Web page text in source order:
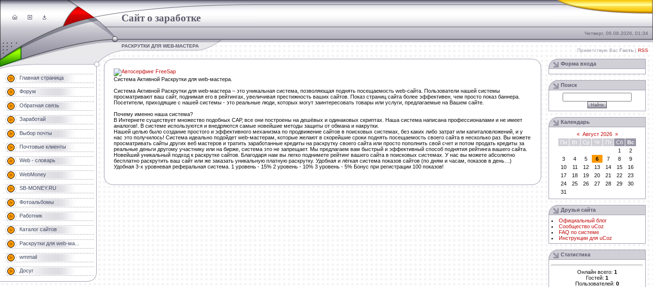
Сайт о заработке
Четверг, 06.08.2026, 01:34
РАСКРУТКИ ДЛЯ WEB-МАСТЕРА
Приветствую Вас Гость | RSS
Главная страница
Форум
Обратная связь
Заработай
Выбор почты
Почтовые клиенты
Web - словарь
WebMoney
SB-MONEY.RU
Фотоальбомы
Работник
Каталог сайтов
Раскрутки для web-ма...
wmmail
Досуг
Система Активной Раскрутки для web-мастера.
Система Активной Раскрутки для web-мастера – это уникальная система, позволяющая поднять посещаемость web-сайта. Пользователи нашей системы
просматривают ваш сайт, поднимая его в рейтингах, увеличивая престижность ваших сайтов. Показ страниц сайта более эффективен, чем просто показ баннера.
Посетители, приходящие с нашей системы - это реальные люди, которых могут заинтересовать товары или услуги, предлагаемые на Вашем сайте.
Почему именно наша система?
В Интернете существует множество подобных САР, все они построены на дешёвых и одинаковых скриптах. Наша система написана профессионалами и не имеет
аналогов!. В системе используются и внедряются самые новейшие методы защиты от обмана и накрутки.
Нашей целью было создание простого и эффективного механизма по продвижение сайтов в поисковых системах, без каких либо затрат или капиталовложений, и у
нас это получилось! Система идеально подойдет web-мастерам, которые желают в скорейшие сроки поднять посещаемость своего сайта в несколько раз. Вы можете
просматривать сайты других веб мастеров и тратить заработанные кредиты на раскрутку своего сайта или просто пополнить свой счет и потом продать кредиты за
реальные деньги другому участнику или на бирже, система это не запрещает. Мы предлагаем вам быстрый и эффективный способ поднятия рейтинга вашего сайта.
Новейший уникальный подход к раскрутке сайтов. Благодаря нам вы легко поднимете рейтинг вашего сайта в поисковых системах. У нас вы можете абсолютно
бесплатно раскрутить ваш сайт или же заказать уникальную платную раскрутку. Удобная и лёгкая система показов сайтов (по дням и часам, показов в день…)
Удобная 3-х уровневая реферальная система. 1 уровень - 15% 2 уровень - 10% 3 уровень - 5% Бонус при регистрации 100 показов!
Форма входа
Поиск
Календарь
« Август 2026 »
Пн
Вт Ср Чт Пт Сб
Вс
1
2
3
4 5 6 7 8
9
10
11 12 13 14 15
16
17
18 19 20 21 22
23
24
25 26 27 28 29
30
31
Друзья сайта
Официальный блог
Сообщество uCoz
FAQ по системе
Инструкции для uCoz
Статистика
Онлайн всего: 1
Гостей: 1
Пользователей: 0